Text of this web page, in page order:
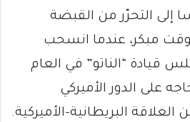
التحرّر من القبضة
وقت مبكر، عندما انسحب
“الناتو” في العام
على الدور الأميركي
البريطانية-الأميركية.